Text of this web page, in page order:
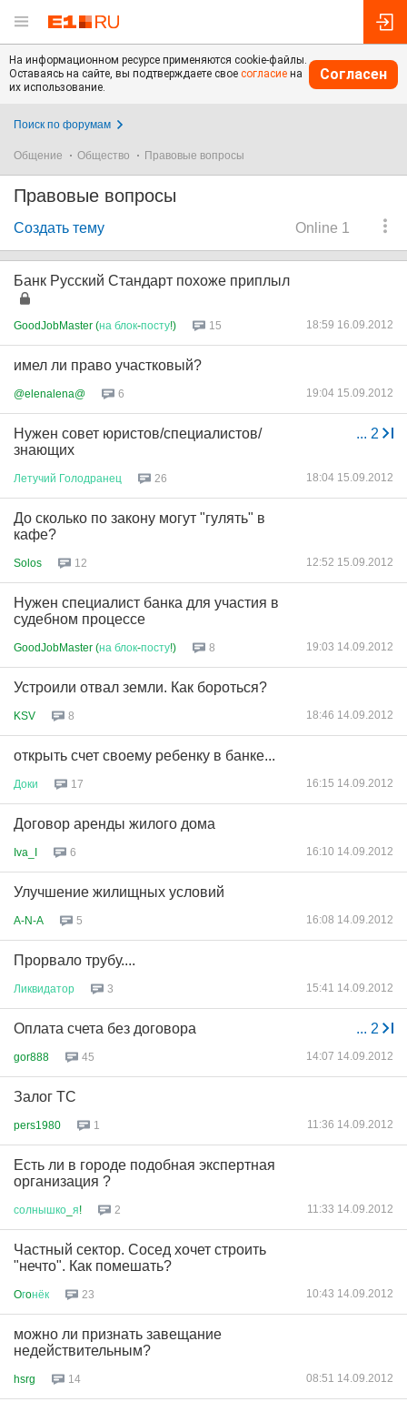
На информационном ресурсе применяются cookie-файлы.
Оставаясь на сайте, вы подтверждаете свое согласие на
их использование.
Согласен
Поиск по форумам
Общение Общество Правовые вопросы
Правовые вопросы
Online 1
Создать тему
Банк Русский Стандарт похоже приплыл
GoodJobMaster (на блок-посту!) 15 18:59 16.09.2012
имел ли право участковый?
@elenalena@ 6 19:04 15.09.2012
... 2
Нужен совет юристов/специалистов/
знающих
Летучий Голодранец 26 18:04 15.09.2012
До сколько по закону могут "гулять" в
кафе?
Solos 12 12:52 15.09.2012
Нужен специалист банка для участия в
судебном процессе
GoodJobMaster (на блок-посту!) 8 19:03 14.09.2012
Устроили отвал земли. Как бороться?
KSV 8 18:46 14.09.2012
открыть счет своему ребенку в банке...
Доки 17 16:15 14.09.2012
Договор аренды жилого дома
Iva_I 6 16:10 14.09.2012
Улучшение жилищных условий
A-N-A 5 16:08 14.09.2012
Прорвало трубу....
Ликвидатор 3 15:41 14.09.2012
... 2
Оплата счета без договора
gor888 45 14:07 14.09.2012
Залог ТС
pers1980 1 11:36 14.09.2012
Есть ли в городе подобная экспертная
организация ?
солнышко я! 2 11:33 14.09.2012
Частный сектор. Сосед хочет строить
"нечто". Как помешать?
Oгoнёк 23 10:43 14.09.2012
можно ли признать завещание
недействительным?
hsrg 14 08:51 14.09.2012